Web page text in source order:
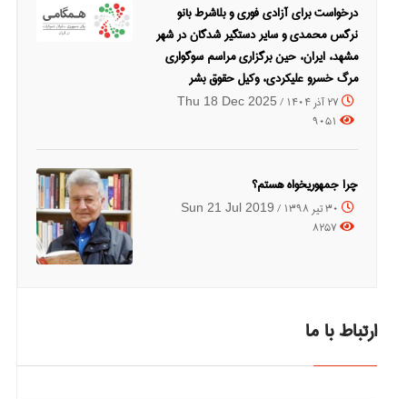
درخواست برای آزادی فوری و بلاشرط بانو
نرگس محمدی و سایر دستگیر شدگان در شهر
مشهد، ایران، حین برگزاری مراسم سوگواری
مرگ خسرو علیکردی، وکیل حقوق بشر
27 آذر 1404 / Thu 18 Dec 2025
9051
چرا جمهوریخواه هستم؟
30 تیر 1398 / Sun 21 Jul 2019
8257
ارتباط با ما